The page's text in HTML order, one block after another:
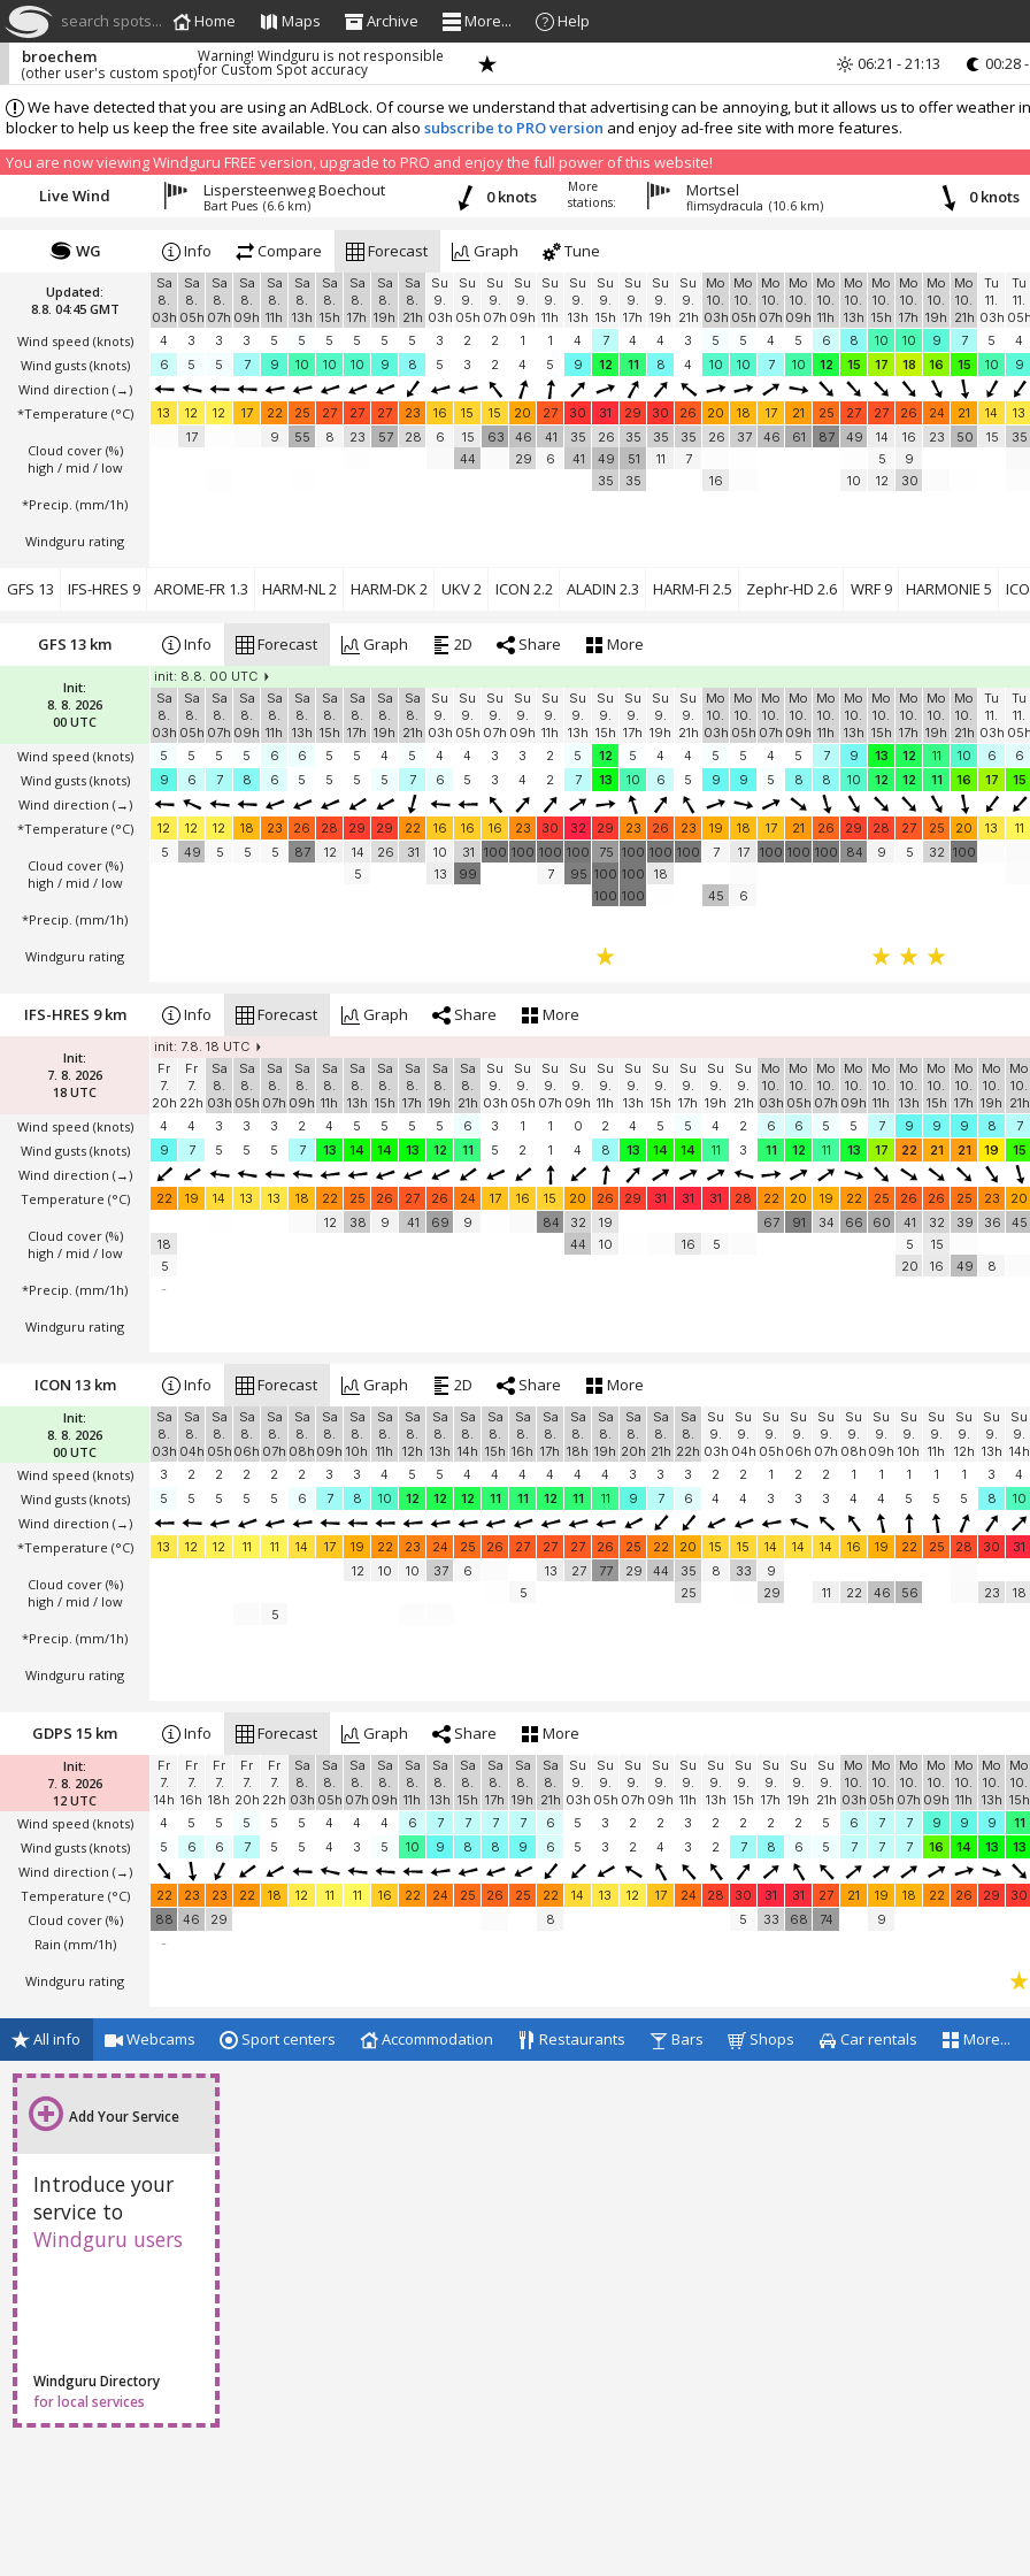
search spots... Home Maps Archive More... Help
We have detected that you are using an AdBLock. Of course we understand that advertising can be annoying, but it allows us to offer
blocker to help us keep the free site available. You can also subscribe to PRO version and enjoy ad-free site with more features.
You are now viewing Windguru FREE version, upgrade to PRO and enjoy the full power of this website!
broechem
(other user's custom spot)
Warning! Windguru is not responsible
for Custom Spot accuracy 06:21 - 21:13 00:28
Live Wind Lispersteenweg Boechout
Bart Pues (6.6 km) 0 knots
More
stations:
Mortsel
flimsydracula (10.6 km) 0 knots
Updated:
8.8. 04:45 GMT
Wind speed (knots)
Wind gusts (knots)
Wind direction (→)
*Temperature (°C)
Cloud cover (%)
high / mid / low
*Precip. (mm/1h)
Windguru rating
WG Info Compare Forecast Graph Tune
Sa
8.
03h
Sa
8.
05h
Sa
8.
07h
Sa
8.
09h
Sa
8.
11h
Sa
8.
13h
Sa
8.
15h
Sa
8.
17h
Sa
8.
19h
Sa
8.
21h
Su
9.
03h
Su
9.
05h
Su
9.
07h
Su
9.
09h
Su
9.
11h
Su
9.
13h
Su
9.
15h
Su
9.
17h
Su
9.
19h
Su
9.
21h
Mo
10.
03h
Mo
10.
05h
Mo
10.
07h
Mo
10.
09h
Mo
10.
11h
Mo
10.
13h
Mo
10.
15h
Mo
10.
17h
Mo
10.
19h
Mo
10.
21h
Tu
11.
03h
Tu
11.
05h
4
3 3 3 5 5 5 5 5 5 3 2 2 1 1 4 7 4 4 3 5 5 4 5 6 8 10 10 9 7 5 4
6
5 5 7 9 10 10 10 9 8 5 3 2 4 5 9 12 11 8 4 10 10 7 10 12 15 17 18 16 15 10 9
13 12 12 17 22 25 27 27 27 23 16 15 15 20 27 30 31 29 30 26 20 18 17 21 25 27 27 26 24 21 14 13
17
9 55 8 23 57 28 6
15
44
63
46
29
41
6
35
41
26
49
35
35
51
35
35
11
35
7
26
16
37 46 61 87 49
10
14
5
12
16
9
30
23 50 15 35
GFS 13 IFS-HRES 9 AROME-FR 1.3 HARM-NL 2 HARM-DK 2 UKV 2 ICON 2.2 ALADIN 2.3 HARM-FI 2.5 Zephr-HD 2.6 WRF 9 HARMONIE 5
Init:
8. 8. 2026
00 UTC
Wind speed (knots)
Wind gusts (knots)
Wind direction (→)
*Temperature (°C)
Cloud cover (%)
high / mid / low
*Precip. (mm/1h)
Windguru rating
GFS 13 km Info Forecast Graph 2D Share More
init: 8.8. 00 UTC
Sa
8.
03h
Sa
8.
05h
Sa
8.
07h
Sa
8.
09h
Sa
8.
11h
Sa
8.
13h
Sa
8.
15h
Sa
8.
17h
Sa
8.
19h
Sa
8.
21h
Su
9.
03h
Su
9.
05h
Su
9.
07h
Su
9.
09h
Su
9.
11h
Su
9.
13h
Su
9.
15h
Su
9.
17h
Su
9.
19h
Su
9.
21h
Mo
10.
03h
Mo
10.
05h
Mo
10.
07h
Mo
10.
09h
Mo
10.
11h
Mo
10.
13h
Mo
10.
15h
Mo
10.
17h
Mo
10.
19h
Mo
10.
21h
Tu
11.
03h
Tu
11.
05h
5
5 5 5 6 6 5 5 4 5 4 4 3 3 2 5 12 5 4 4 5 5 4 5 7 9 13 12 11 10 6 6
9
6 7 8 6 5 5 5 5 7 6 5 3 4 2 7 13 10 6 5 9 9 5 8 8 10 12 12 11 16 17 15
12 12 12 18 23 26 28 29 29 22 16 16 16 23 30 32 29 23 26 23 19 18 17 21 26 29 28 27 25 20 13 11
5
49 5 5 5 87 12
14
5
26 31
10
13
31
99
100 100 100
7
100
95
75
100
100
100
100
100
100
18
100 7
45
17
6
100 100 100 84 9 5 32 100
Init:
7. 8. 2026
18 UTC
Wind speed (knots)
Wind gusts (knots)
Wind direction (→)
Temperature (°C)
Cloud cover (%)
high / mid / low
*Precip. (mm/1h)
Windguru rating
IFS-HRES 9 km Info Forecast Graph Share More
init: 7.8. 18 UTC
Fr
7.
20h
Fr
7.
22h
Sa
8.
03h
Sa
8.
05h
Sa
8.
07h
Sa
8.
09h
Sa
8.
11h
Sa
8.
13h
Sa
8.
15h
Sa
8.
17h
Sa
8.
19h
Sa
8.
21h
Su
9.
03h
Su
9.
05h
Su
9.
07h
Su
9.
09h
Su
9.
11h
Su
9.
13h
Su
9.
15h
Su
9.
17h
Su
9.
19h
Su
9.
21h
Mo
10.
03h
Mo
10.
05h
Mo
10.
07h
Mo
10.
09h
Mo
10.
11h
Mo
10.
13h
Mo
10.
15h
Mo
10.
17h
Mo
10.
19h
Mo
10.
21h
4
4 3 3 3 2 4 5 5 5 5 6 3 1 1 0 2 4 5 5 4 2 6 6 5 5 7 9 9 9 8 7
9
7 5 5 5 7 13 14 14 13 12 11 5 2 1 4 8 13 14 14 11 3 11 12 11 13 17 22 21 21 19 15
22 19 14 13 13 18 22 25 26 27 26 24 17 16 15 20 26 29 31 31 31 28 22 20 19 22 25 26 26 25 23 20
18
5
12 38 9 41 69 9 84
32
44
19
10
16 5
67 91 34 66 60
41
5
20
32
15
16
39
49
36
8
45
-
Init:
8. 8. 2026
00 UTC
Wind speed (knots)
Wind gusts (knots)
Wind direction (→)
*Temperature (°C)
Cloud cover (%)
high / mid / low
*Precip. (mm/1h)
Windguru rating
ICON 13 km Info Forecast Graph 2D Share More
Sa
8.
03h
Sa
8.
04h
Sa
8.
05h
Sa
8.
06h
Sa
8.
07h
Sa
8.
08h
Sa
8.
09h
Sa
8.
10h
Sa
8.
11h
Sa
8.
12h
Sa
8.
13h
Sa
8.
14h
Sa
8.
15h
Sa
8.
16h
Sa
8.
17h
Sa
8.
18h
Sa
8.
19h
Sa
8.
20h
Sa
8.
21h
Sa
8.
22h
Su
9.
03h
Su
9.
04h
Su
9.
05h
Su
9.
06h
Su
9.
07h
Su
9.
08h
Su
9.
09h
Su
9.
10h
Su
9.
11h
Su
9.
12h
Su
9.
13h
Su
9.
14h
3
2 2 2 2 2 3 3 4 5 5 4 4 4 4 4 4 3 3 3 2 2 1 2 2 1 1 1 1 1 3 4
5
5 5 5 5 6 7 8 10 12 12 12 11 11 12 11 11 9 7 6 4 4 3 3 3 4 4 5 5 5 8 10
13 12 12 11 11 14 17 19 22 23 24 25 26 27 27 27 26 25 22 20 15 15 14 14 14 16 19 22 25 28 30 31
5
12 10 10 37
6
5
13 27 77 29 44
35
25
8 33
9
29
11 22 46 56 23 18
Init:
7. 8. 2026
12 UTC
Wind speed (knots)
Wind gusts (knots)
Wind direction (→)
Temperature (°C)
Cloud cover (%)
Rain (mm/1h)
Windguru rating
GDPS 15 km Info Forecast Graph Share More
Fr
7.
14h
Fr
7.
16h
Fr
7.
18h
Fr
7.
20h
Fr
7.
22h
Sa
8.
03h
Sa
8.
05h
Sa
8.
07h
Sa
8.
09h
Sa
8.
11h
Sa
8.
13h
Sa
8.
15h
Sa
8.
17h
Sa
8.
19h
Sa
8.
21h
Su
9.
03h
Su
9.
05h
Su
9.
07h
Su
9.
09h
Su
9.
11h
Su
9.
13h
Su
9.
15h
Su
9.
17h
Su
9.
19h
Su
9.
21h
Mo
10.
03h
Mo
10.
05h
Mo
10.
07h
Mo
10.
09h
Mo
10.
11h
Mo
10.
13h
Mo
10.
15h
4
5 5 5 5 5 4 4 4 6 7 7 7 7 6 5 3 2 2 3 2 2 2 2 5 6 7 7 9 9 9 11
5
6 6 7 5 5 4 3 5 10 9 8 8 9 6 5 3 2 4 3 2 7 8 6 5 7 7 7 16 14 13 13
22 23 23 22 18 12 11 11 16 22 24 25 26 25 22 14 13 12 17 24 28 30 31 31 27 21 19 18 22 26 29 30
88
46 29 8 5 33 68 74 9
-
All info Webcams Sport centers Accommodation Restaurants Bars Shops Car rentals More...
Add Your Service
Introduce your
service to
Windguru users
Windguru Directory
for local services